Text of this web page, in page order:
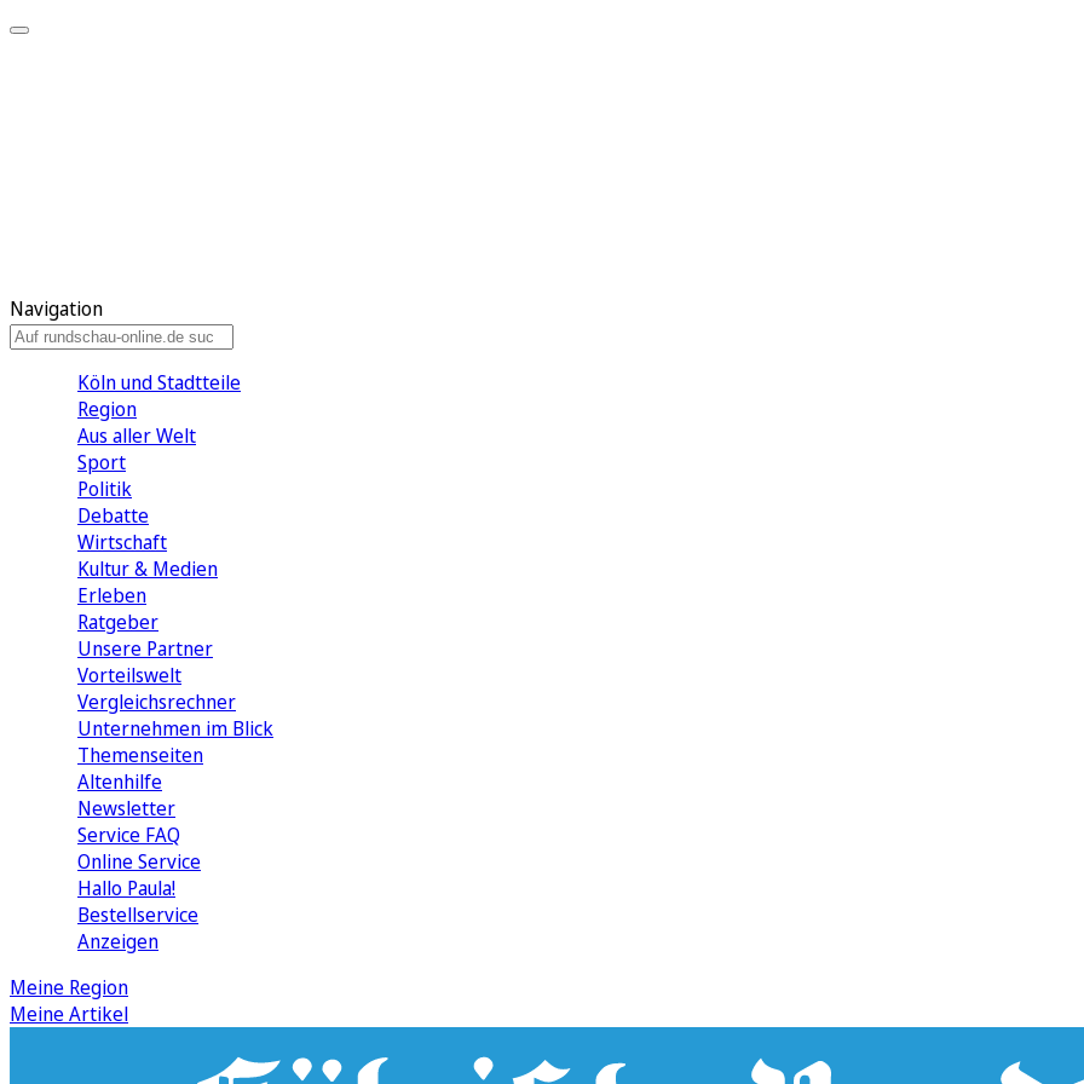
Navigation
Köln und Stadtteile
Region
Aus aller Welt
Sport
Politik
Debatte
Wirtschaft
Kultur & Medien
Erleben
Ratgeber
Unsere Partner
Vorteilswelt
Vergleichsrechner
Unternehmen im Blick
Themenseiten
Altenhilfe
Newsletter
Service FAQ
Online Service
Hallo Paula!
Bestellservice
Anzeigen
Meine Region
Meine Artikel